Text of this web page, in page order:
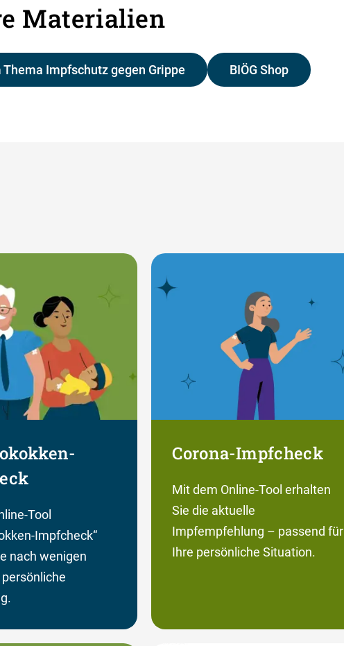
Materialien
Thema Impfschutz gegen Grippe BIÖG Shop
Tool
Impfcheck“
nach wenigen
Corona-Impfcheck
Mit dem Online-Tool erhalten
Sie die aktuelle
Impfempfehlung – passend für
Ihre persönliche Situation.